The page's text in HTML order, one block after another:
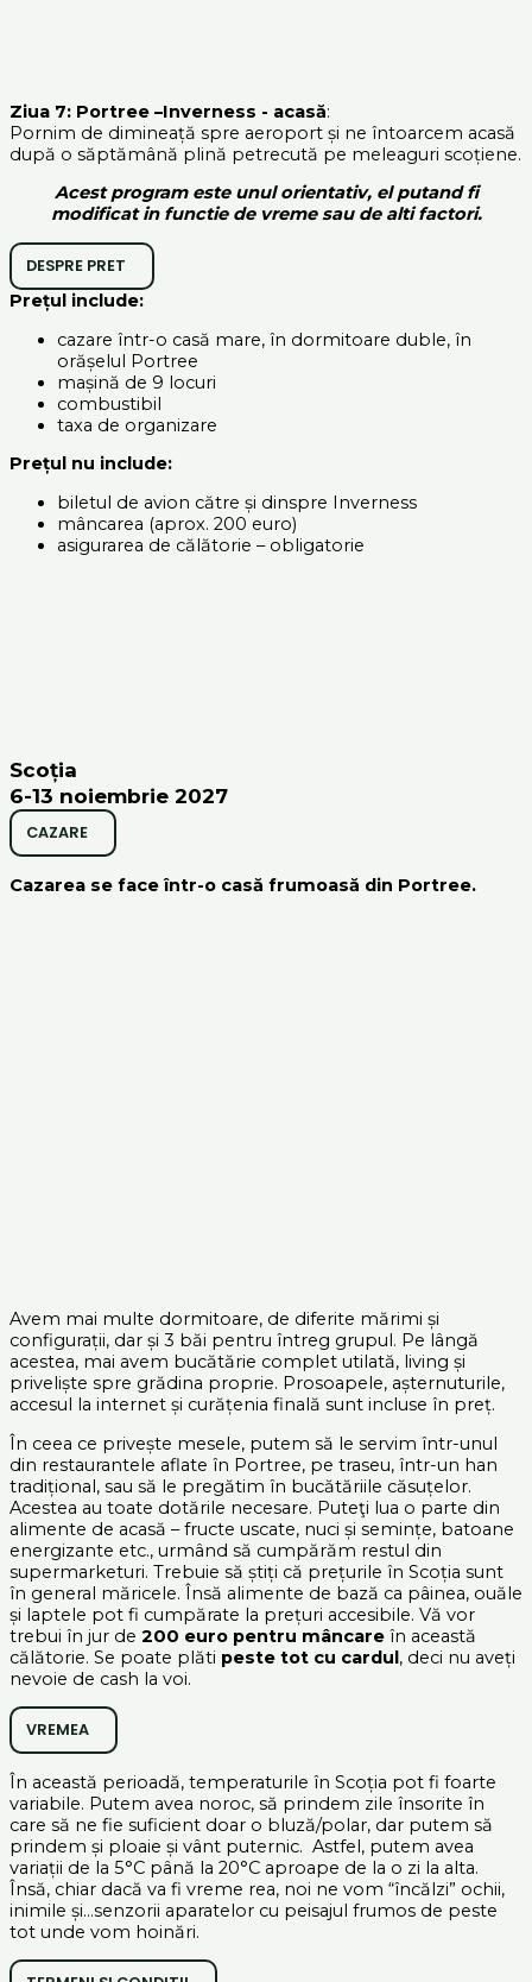
Ziua 7: Portree –Inverness - acasă:
Pornim de dimineață spre aeroport și ne întoarcem acasă
după o săptămână plină petrecută pe meleaguri scoțiene.
Acest program este unul orientativ, el putand fi
modificat in functie de vreme sau de alti factori.
DESPRE PRET
Prețul include:
cazare într-o casă mare, în dormitoare duble, în
orășelul Portree
mașină de 9 locuri
combustibil
taxa de organizare
Prețul nu include:
biletul de avion către și dinspre Inverness
mâncarea (aprox. 200 euro)
asigurarea de călătorie – obligatorie
Scoția
6-13 noiembrie 2027
CAZARE
Cazarea se face într-o casă frumoasă din Portree.
Avem mai multe dormitoare, de diferite mărimi și
configurații, dar și 3 băi pentru întreg grupul. Pe lângă
acestea, mai avem bucătărie complet utilată, living și
priveliște spre grădina proprie. Prosoapele, așternuturile,
accesul la internet și curățenia finală sunt incluse în preț.
În ceea ce privește mesele, putem să le servim într-unul
din restaurantele aflate în Portree, pe traseu, într-un han
tradițional, sau să le pregătim în bucătăriile căsuțelor.
Acestea au toate dotările necesare. Puteţi lua o parte din
alimente de acasă – fructe uscate, nuci și semințe, batoane
energizante etc., urmând să cumpărăm restul din
supermarketuri. Trebuie să știți că prețurile în Scoția sunt
în general măricele. Însă alimente de bază ca pâinea, ouăle
și laptele pot fi cumpărate la prețuri accesibile. Vă vor
trebui în jur de 200 euro pentru mâncare în această
călătorie. Se poate plăti peste tot cu cardul, deci nu aveți
nevoie de cash la voi.
VREMEA
În această perioadă, temperaturile în Scoția pot fi foarte
variabile. Putem avea noroc, să prindem zile însorite în
care să ne fie suficient doar o bluză/polar, dar putem să
prindem și ploaie și vânt puternic. Astfel, putem avea
variații de la 5°C până la 20°C aproape de la o zi la alta.
Însă, chiar dacă va fi vreme rea, noi ne vom “încălzi” ochii,
inimile și…senzorii aparatelor cu peisajul frumos de peste
tot unde vom hoinări.